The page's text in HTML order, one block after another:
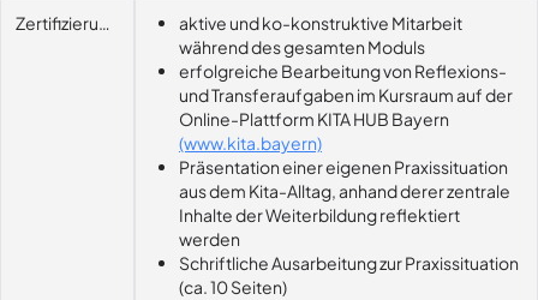
Zertifizierungsvoraussetzungaktive und ko-konstruktive Mitarbeit
während des gesamten Moduls
erfolgreiche Bearbeitung von Reflexions-
und Transferaufgaben im Kursraum auf der
Online-Plattform KITA HUB Bayern
(www.kita.bayern)
Präsentation einer eigenen Praxissituation
aus dem Kita-Alltag, anhand derer zentrale
Inhalte der Weiterbildung reflektiert
werden
Schriftliche Ausarbeitung zur Praxissituation
(ca. 10 Seiten)